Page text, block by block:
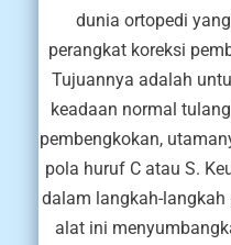
dunia ortopedi
perangkat koreksi
Tujuannya adalah
keadaan normal
pembengkokan,
pola huruf C atau S.
dalam langkah-
alat ini